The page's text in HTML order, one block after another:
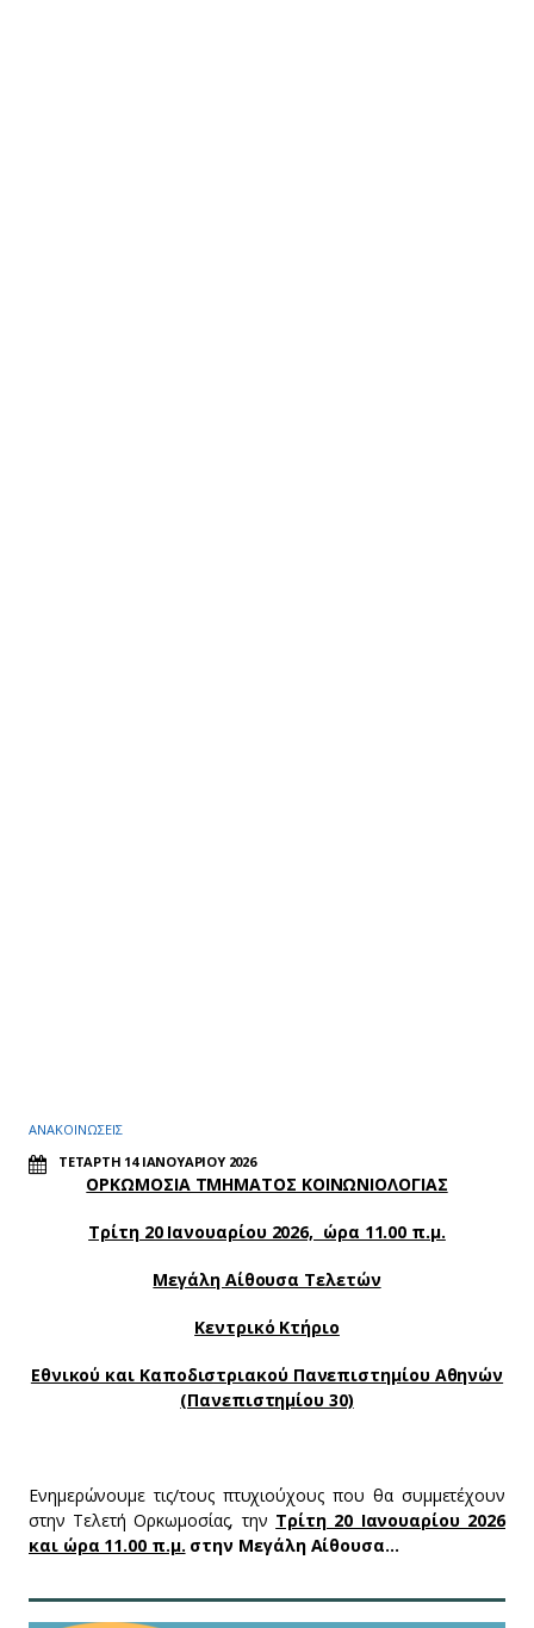
ΑΝΑΚΟΙΝΩΣΕΙΣ
ΤΕΤΑΡΤΗ 14 ΙΑΝΟΥΑΡΙΟΥ 2026
ΟΡΚΩΜΟΣΙΑ ΤΜΗΜΑΤΟΣ ΚΟΙΝΩΝΙΟΛΟΓΙΑΣ
Τρίτη 20 Ιανουαρίου 2026, ώρα 11.00 π.μ.
Μεγάλη Αίθουσα Τελετών
Κεντρικό Κτήριο
Εθνικού και Καποδιστριακού Πανεπιστημίου Αθηνών
(Πανεπιστημίου 30)
Ενημερώνουμε τις/τους πτυχιούχους που θα συμμετέχουν
στην Τελετή Ορκωμοσίας, την Τρίτη 20 Ιανουαρίου 2026
και ώρα 11.00 π.μ. στην Μεγάλη Αίθουσα…